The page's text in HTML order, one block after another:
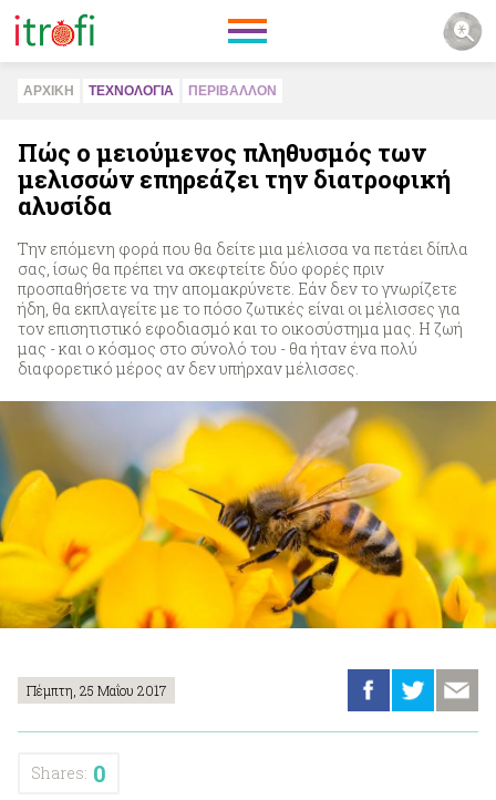
ΑΡΧΙΚΗ ΤΕΧΝΟΛΟΓΙΑ ΠΕΡΙΒAΛΛΟΝ
Πώς ο μειούμενος πληθυσμός των
μελισσών επηρεάζει την διατροφική
αλυσίδα
Την επόμενη φορά που θα δείτε μια μέλισσα να πετάει δίπλα
σας, ίσως θα πρέπει να σκεφτείτε δύο φορές πριν
προσπαθήσετε να την απομακρύνετε. Εάν δεν το γνωρίζετε
ήδη, θα εκπλαγείτε με το πόσο ζωτικές είναι οι μέλισσες για
τον επισητιστικό εφοδιασμό και το οικοσύστημα μας. Η ζωή
μας - και ο κόσμος στο σύνολό του - θα ήταν ένα πολύ
διαφορετικό μέρος αν δεν υπήρχαν μέλισσες.
Πέμπτη, 25 Μαΐου 2017
Shares: 0